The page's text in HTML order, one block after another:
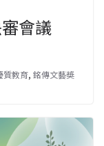
會議
質教育, 銘傳文藝奬